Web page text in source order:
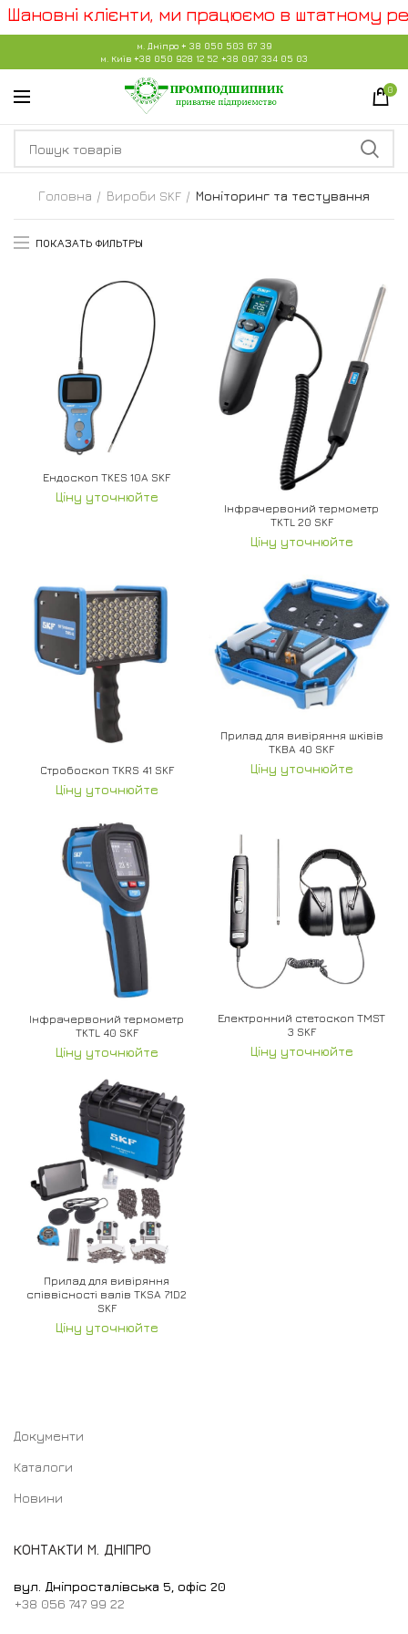
клієнти, ми працюємо в штатному
м. Дніпро + 38 050 503 67 39
м. Київ +38 050 928 12 52 +38 097 334 05 03
0
Головна Вироби SKF Моніторинг та тестування
ПОКАЗАТЬ ФИЛЬТРЫ
Ендоскоп TKES 10A SKF
Ціну уточнюйте
Інфрачервоний термометр
TKTL 20 SKF
Ціну уточнюйте
Стробоскоп TKRS 41 SKF
Ціну уточнюйте
Прилад для вивіряння шківів
TKBA 40 SKF
Ціну уточнюйте
Інфрачервоний термометр
TKTL 40 SKF
Ціну уточнюйте
Електронний стетоскоп TMST
3 SKF
Ціну уточнюйте
Прилад для вивіряння
співвісності валів TKSA 71D2
SKF
Ціну уточнюйте
Документи
Каталоги
Новини
КОНТАКТИ М. ДНІПРО
вул. Дніпросталівська 5, офіс 20
+38 056 747 99 22